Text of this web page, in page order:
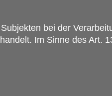
bei der
Im Sinne des Art.